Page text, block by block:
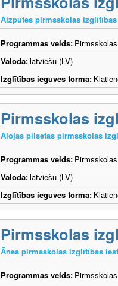
Aizputes pirmsskolas
Programmas veids:
Valoda:latviešu (LV)
Izglītības ieguves forma:
Pirmsskolas
Alojas pilsētas pirmsskolas
Programmas veids:
Valoda:latviešu (LV)
Izglītības ieguves forma:
Pirmsskolas
Ānes pirmsskolas izglītības
Programmas veids: